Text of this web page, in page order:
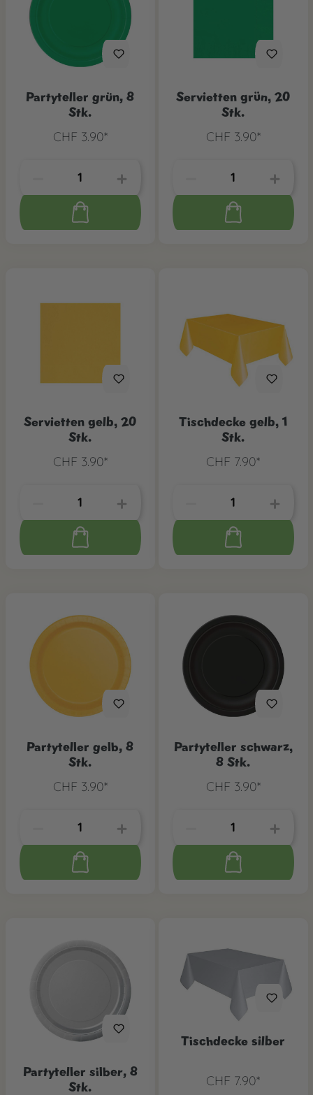
Partyteller grün, 8
Stk.
CHF 3.90*
Servietten grün, 20
Stk.
CHF 3.90*
Servietten gelb, 20
Stk.
CHF 3.90*
Tischdecke gelb, 1
Stk.
CHF 7.90*
Partyteller gelb, 8
Stk.
CHF 3.90*
Partyteller schwarz,
8 Stk.
CHF 3.90*
Partyteller silber, 8
Stk.
Tischdecke silber
CHF 7.90*